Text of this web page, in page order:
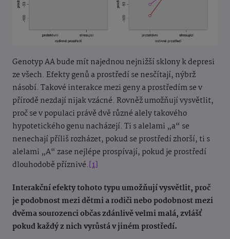
Genotyp AA bude mít najednou nejnižší sklony k depresi
ze všech. Efekty genů a prostředí se nesčítají, nýbrž
násobí. Takové interakce mezi geny a prostředím se v
přírodě nezdají nijak vzácné. Rovněž umožňují vysvětlit,
proč se v populaci právě dvě různé alely takového
hypotetického genu nacházejí. Ti s alelami „a“ se
nenechají příliš rozházet, pokud se prostředí zhorší, ti s
alelami „A“ zase nejlépe prospívají, pokud je prostředí
dlouhodobě příznivé.[1]
Interakční efekty tohoto typu umožňují vysvětlit, proč
je podobnost mezi dětmi a rodiči nebo podobnost mezi
dvěma sourozenci občas zdánlivě velmi malá, zvlášť
pokud každý z nich vyrůstá v jiném prostředí.